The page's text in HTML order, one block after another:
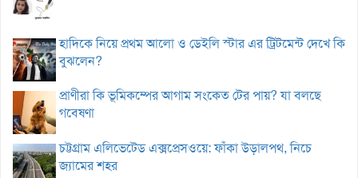
হাদিকে নিয়ে প্রথম আলো ও ডেইলি স্টার এর ট্রিটমেন্ট দেখে কি
বুঝলেন?
প্রাণীরা কি ভূমিকম্পের আগাম সংকেত টের পায়? যা বলছে
গবেষণা
চট্টগ্রাম এলিভেটেড এক্সপ্রেসওয়ে: ফাঁকা উড়ালপথ, নিচে
জ্যামের শহর